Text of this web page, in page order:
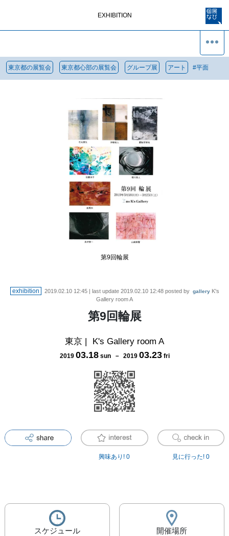
EXHIBITION
東京都の展覧会 東京都心部の展覧会 グループ展 アート #平面
第9回輪展
exhibition 2019.02.10 12:45| last update 2019.02.10 12:48posted by gallery K's
Gallery room A
第9回輪展
東京 | K's Gallery room A
2019 03.18 sun－ 2019 03.23 fri
興味あり! 0 見に行った! 0
スケジュール 開催場所